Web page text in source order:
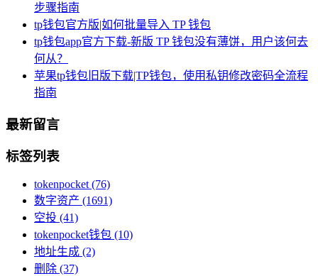
步骤指南
tp钱包官方版|如何批量导入 TP 钱包
tp钱包app官方下载-新版 TP 钱包没有薄饼，用户该何去
何从？
苹果tp钱包旧版下载|TP钱包，使用私钥修改密码全流程
指南
最新留言
标签列表
tokenpocket (76)
数字资产 (1691)
空投 (41)
tokenpocket钱包 (10)
地址生成 (2)
删除 (37)